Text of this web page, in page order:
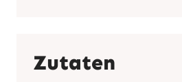
Zutaten